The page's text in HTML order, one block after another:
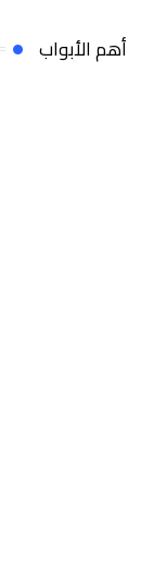
أهم الأبواب